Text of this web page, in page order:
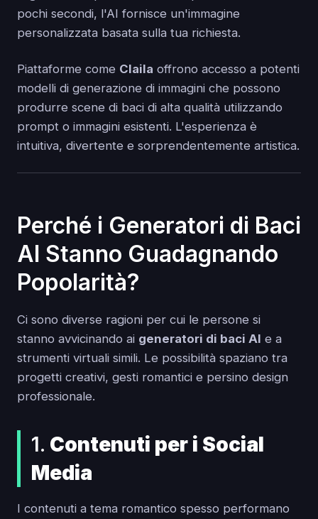
pochi secondi, l'AI fornisce un'immagine
personalizzata basata sulla tua richiesta.
Piattaforme come Claila offrono accesso a potenti
modelli di generazione di immagini che possono
produrre scene di baci di alta qualità utilizzando
prompt o immagini esistenti. L'esperienza è
intuitiva, divertente e sorprendentemente artistica.
Perché i Generatori di Baci
AI Stanno Guadagnando
Popolarità?
Ci sono diverse ragioni per cui le persone si
stanno avvicinando ai generatori di baci AI e a
strumenti virtuali simili. Le possibilità spaziano tra
progetti creativi, gesti romantici e persino design
professionale.
1. Contenuti per i Social
Media
I contenuti a tema romantico spesso performano